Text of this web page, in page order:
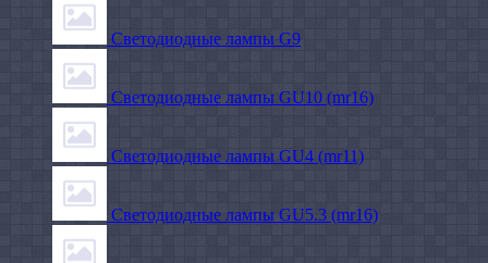
Светодиодные лампы G9
Светодиодные лампы GU10 (mr16)
Светодиодные лампы GU4 (mr11)
Светодиодные лампы GU5.3 (mr16)